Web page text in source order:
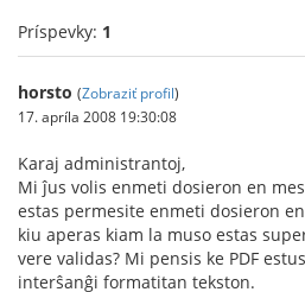
Príspevky: 1
horsto (Zobraziť profil)
17. apríla 2008 19:30:08
Karaj administrantoj,
Mi ĵus volis enmeti dosieron en
estas permesite enmeti dosieron
kiu aperas kiam la muso estas
vere validas? Mi pensis ke PDF
interŝanĝi formatitan tekston.